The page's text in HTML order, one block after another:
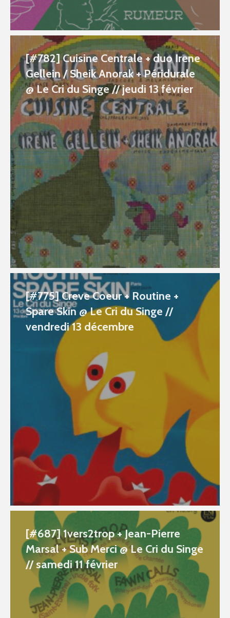
[#782] Cuisine Centrale + duo Irene
Gellein / Sheik Anorak + Péridurale
@ Le Cri du Singe // jeudi 13 février
[#775] Creve Coeur + Routine +
Spare Skin @ Le Cri du Singe //
vendredi 13 décembre
[#687] 1vers2trop + Jean-Pierre
Marsal + Sub Merci @ Le Cri du Singe
// samedi 11 février